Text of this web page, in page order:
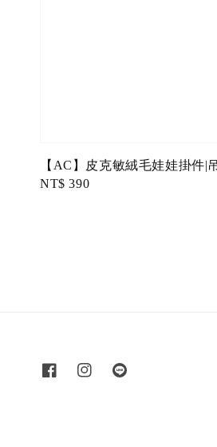
【AC】皮克敏絨毛娃娃掛件|
Regular
NT$ 390